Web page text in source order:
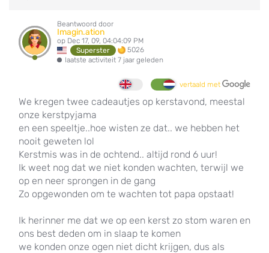
Beantwoord door
Imagin.ation
op Dec 17, 09, 04:04:09 PM
Superster
5026
laatste activiteit 7 jaar geleden
vertaald met
We kregen twee cadeautjes op kerstavond, meestal
onze kerstpyjama
en een speeltje..hoe wisten ze dat.. we hebben het
nooit geweten lol
Kerstmis was in de ochtend.. altijd rond 6 uur!
Ik weet nog dat we niet konden wachten, terwijl we
op en neer sprongen in de gang
Zo opgewonden om te wachten tot papa opstaat!
Ik herinner me dat we op een kerst zo stom waren en
ons best deden om in slaap te komen
we konden onze ogen niet dicht krijgen, dus als